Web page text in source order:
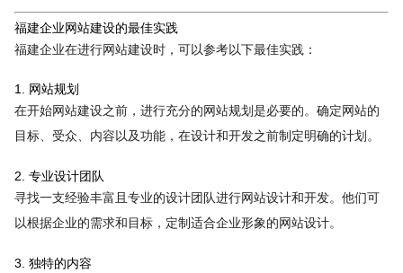
福建企业网站建设的最佳实践
福建企业在进行网站建设时，可以参考以下最佳实践：
1. 网站规划
在开始网站建设之前，进行充分的网站规划是必要的。确定网站的
目标、受众、内容以及功能，在设计和开发之前制定明确的计划。
2. 专业设计团队
寻找一支经验丰富且专业的设计团队进行网站设计和开发。他们可
以根据企业的需求和目标，定制适合企业形象的网站设计。
3. 独特的内容